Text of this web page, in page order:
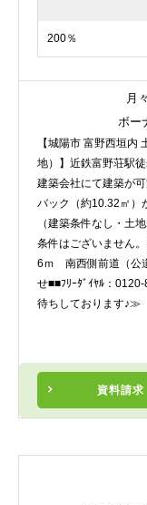
200％
月々
ボー
資料請求
【城陽市 富野西垣内
地）】近鉄富野荘駅
建築会社にて建築が
バック（約10.32㎡）
（建築条件なし・土
条件はございません
6ｍ 南西側前道（
せ■■ﾌﾘｰﾀﾞｲﾔﾙ：
待ちしております♪≫